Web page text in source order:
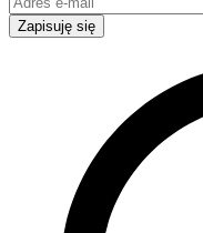
Zapisuję się